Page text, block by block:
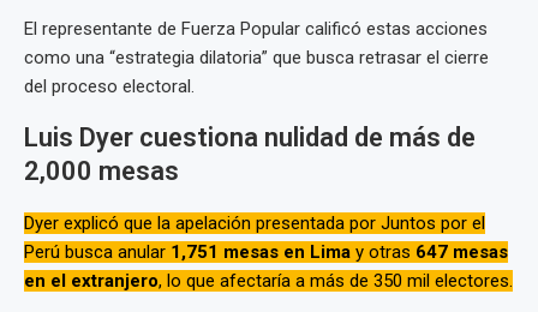
El representante de Fuerza Popular calificó estas acciones
como una “estrategia dilatoria” que busca retrasar el cierre
del proceso electoral.
Luis Dyer cuestiona nulidad de más de
2,000 mesas
Dyer explicó que la apelación presentada por Juntos por el
Perú busca anular 1,751 mesas en Lima y otras 647 mesas
en el extranjero, lo que afectaría a más de 350 mil electores.